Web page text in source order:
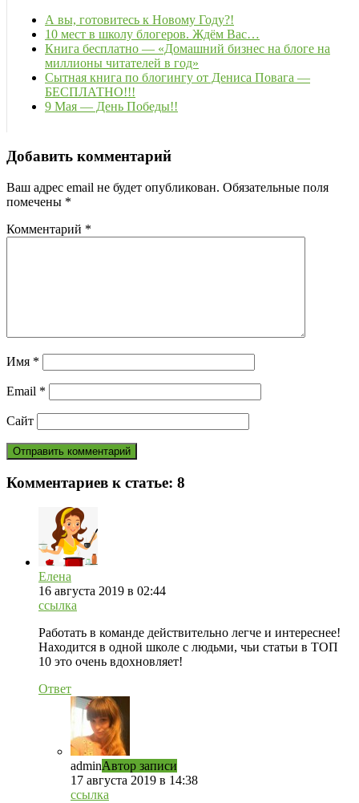
А вы, готовитесь к Новому Году?!
10 мест в школу блогеров. Ждём Вас…
Книга бесплатно — «Домашний бизнес на блоге на
миллионы читателей в год»
Сытная книга по блогингу от Дениса Повага —
БЕСПЛАТНО!!!
9 Мая — День Победы!!
Добавить комментарий
Ваш адрес email не будет опубликован. Обязательные поля
помечены *
Комментарий *
Имя *
Email *
Сайт
Комментариев к статье: 8
Елена
16 августа 2019 в 02:44
ссылка
Работать в команде действительно легче и интереснее!
Находится в одной школе с людьми, чьи статьи в ТОП
10 это очень вдохновляет!
Ответ
adminАвтор записи
17 августа 2019 в 14:38
ссылка